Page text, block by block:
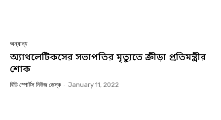
অন্যান্য
অ্যাথলেটিকসের সভাপতির মৃত্যুতে ক্রীড়া প্রতিমন্ত্রীর
শোক
বিডি স্পোর্টস নিউজ ডেস্ক - January 11, 2022